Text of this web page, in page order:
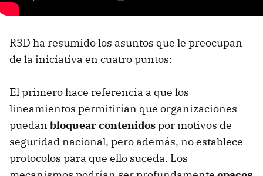
R3D ha resumido los asuntos que le preocupan
de la iniciativa en cuatro puntos:
El primero hace referencia a que los
lineamientos permitirían que organizaciones
puedan bloquear contenidospor motivos de
seguridad nacional, pero además, no establece
protocolos para que ello suceda. Los